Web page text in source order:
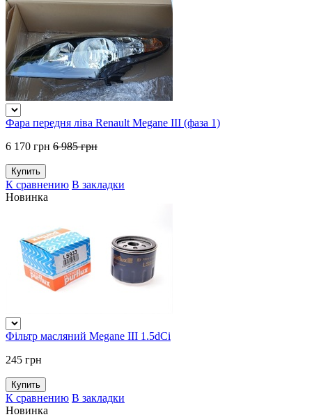
Фара передня ліва Renault Megane III (фаза 1)
6 170 грн 6 985 грн
К сравнению В закладки
Новинка
Фільтр масляний Megane III 1.5dCi
245 грн
К сравнению В закладки
Новинка